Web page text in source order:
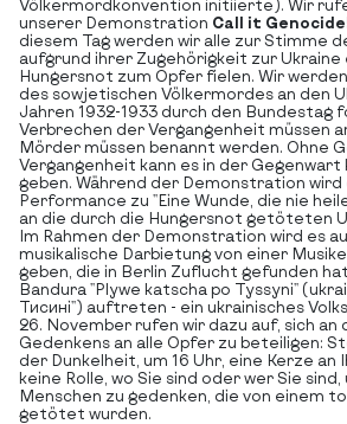
Völkermordkonvention initiierte). Wir
unserer Demonstration Call it
diesem Tag werden wir alle zur Stimme
aufgrund ihrer Zugehörigkeit zur Ukraine
Hungersnot zum Opfer fielen. Wir
des sowjetischen Völkermordes an den
Jahren 1932-1933 durch den Bundestag
Verbrechen der Vergangenheit müssen
Mörder müssen benannt werden. Ohne
Vergangenheit kann es in der
geben. Während der Demonstration wird
Performance zu "Eine Wunde, die nie
an die durch die Hungersnot getöteten
Im Rahmen der Demonstration wird es
musikalische Darbietung von einer
geben, die in Berlin Zuflucht gefunden
Bandura "Plywe katscha po Tyssyni"
Тисині") auftreten - ein ukrainisches
26. November rufen wir dazu auf, sich an
Gedenkens an alle Opfer zu beteiligen:
der Dunkelheit, um 16 Uhr, eine Kerze an
keine Rolle, wo Sie sind oder wer Sie
Menschen zu gedenken, die von einem
getötet wurden.